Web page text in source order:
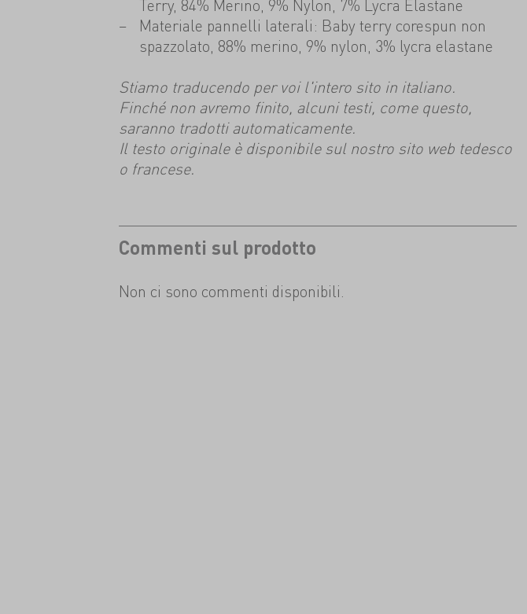
Terry, 84% Merino, 9% Nylon, 7% Lycra Elastane
Materiale pannelli laterali: Baby terry corespun non
spazzolato, 88% merino, 9% nylon, 3% lycra elastane
Stiamo traducendo per voi l'intero sito in italiano.
Finché non avremo finito, alcuni testi, come questo,
saranno tradotti automaticamente.
Il testo originale è disponibile sul nostro sito web tedesco
o francese.
Commenti sul prodotto
Non ci sono commenti disponibili.